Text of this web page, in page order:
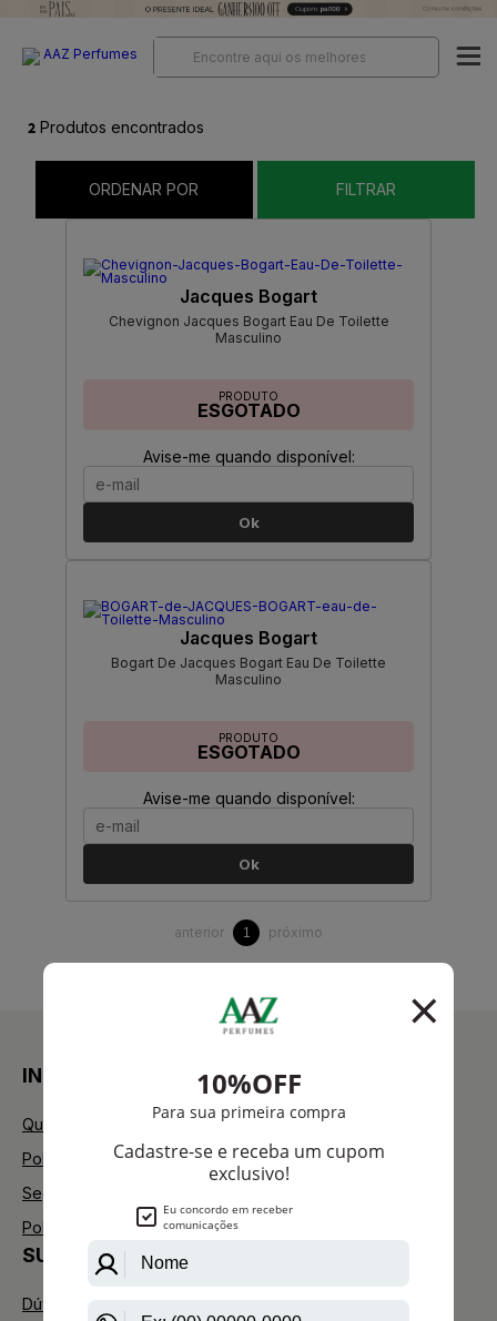
2 Produtos encontrados
ORDENAR POR FILTRAR
Jacques Bogart
Chevignon Jacques Bogart Eau De Toilette
Masculino
PRODUTO
ESGOTADO
Avise-me quando disponível:
Ok
Jacques Bogart
Bogart De Jacques Bogart Eau De Toilette
Masculino
PRODUTO
ESGOTADO
Avise-me quando disponível:
Ok
anterior 1 próximo
INSTITUCIONAL
Quem Somos
Política de Privacidade
Segurança
Política de Troca
SUPORTE
Dúvidas Frequentes